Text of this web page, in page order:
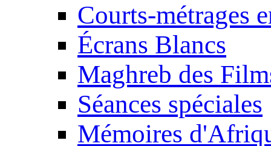
Courts-métrages
Écrans Blancs
Maghreb des
Séances spéciales
Mémoires